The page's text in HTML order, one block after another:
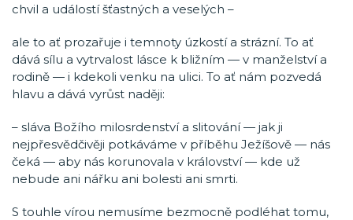
chvil a událostí šťastných a veselých –
ale to ať prozařuje i temnoty úzkostí a strázní. To ať
dává sílu a vytrvalost lásce k bližním — v manželství a
rodině — i kdekoli venku na ulici. To ať nám pozvedá
hlavu a dává vyrůst naději:
– sláva Božího milosrdenství a slitování — jak ji
nejpřesvědčivěji potkáváme v příběhu Ježíšově — nás
čeká — aby nás korunovala v království — kde už
nebude ani nářku ani bolesti ani smrti.
S touhle vírou nemusíme bezmocně podléhat tomu,